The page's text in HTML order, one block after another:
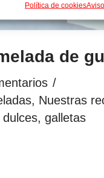
Política de cookies
de
, Nuestras
galletas